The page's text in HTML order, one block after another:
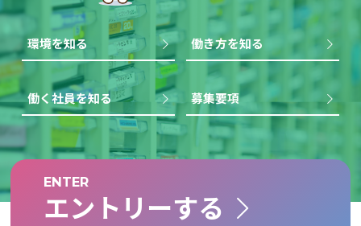
環境を知る 働き方を知る
働く社員を知る 募集要項
ENTER
エントリーする